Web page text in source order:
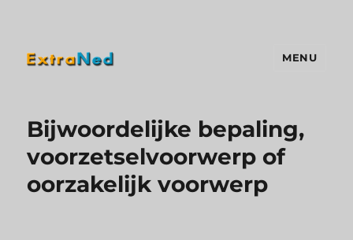
MENU
Bijwoordelijke bepaling,
voorzetselvoorwerp of
oorzakelijk voorwerp